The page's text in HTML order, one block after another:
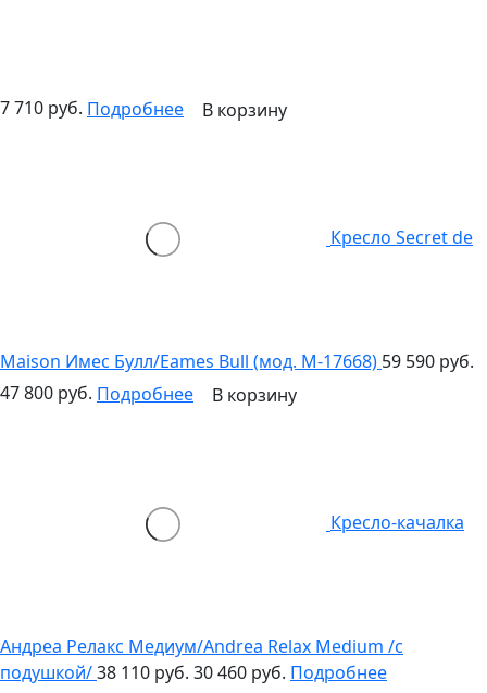
7 710 руб. Подробнее В корзину
Кресло Secret de
Maison Имес Булл/Eames Bull (мод. M-17668) 59 590 руб.
47 800 руб. Подробнее В корзину
Кресло-качалка
Андреа Релакс Медиум/Andrea Relax Medium /с
подушкой/38 110 руб. 30 460 руб. Подробнее